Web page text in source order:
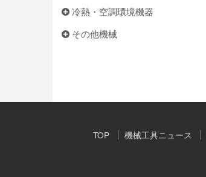
冷熱・空調環境機器
その他機械
TOP 機械工具ニュース